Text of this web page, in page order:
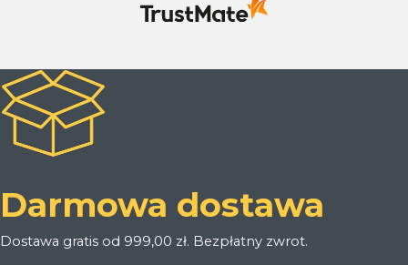
Darmowa dostawa
Dostawa gratis od 999,00 zł. Bezpłatny zwrot.